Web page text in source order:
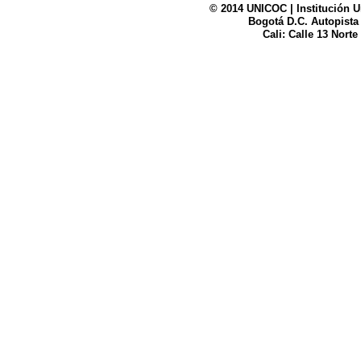
© 2014 UNICOC | Institución
Bogotá D.C. Autopista
Cali: Calle 13 Norte